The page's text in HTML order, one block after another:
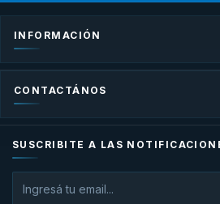
INFORMACIÓN
CONTACTÁNOS
SUSCRIBITE A LAS